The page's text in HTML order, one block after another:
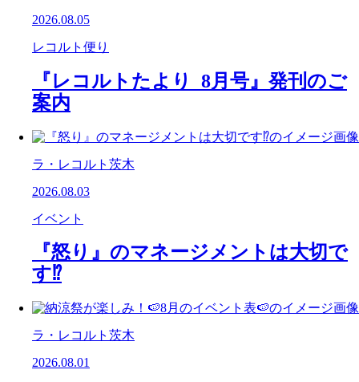
2026.08.05
レコルト便り
『レコルトたより 8月号』発刊のご
案内
ラ・レコルト茨木
2026.08.03
イベント
『怒り』のマネージメントは大切で
す⁉️
ラ・レコルト茨木
2026.08.01